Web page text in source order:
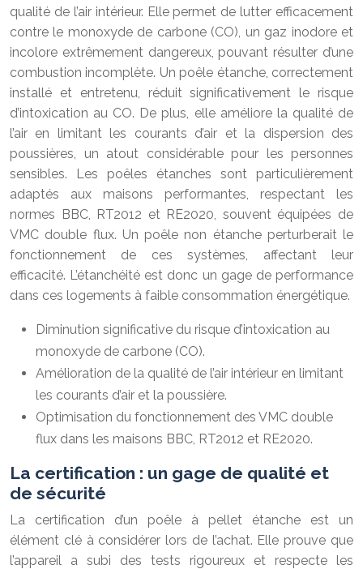
qualité de l’air intérieur. Elle permet de lutter efficacement
contre le monoxyde de carbone (CO), un gaz inodore et
incolore extrêmement dangereux, pouvant résulter d’une
combustion incomplète. Un poêle étanche, correctement
installé et entretenu, réduit significativement le risque
d’intoxication au CO. De plus, elle améliore la qualité de
l’air en limitant les courants d’air et la dispersion des
poussières, un atout considérable pour les personnes
sensibles. Les poêles étanches sont particulièrement
adaptés aux maisons performantes, respectant les
normes BBC, RT2012 et RE2020, souvent équipées de
VMC double flux. Un poêle non étanche perturberait le
fonctionnement de ces systèmes, affectant leur
efficacité. L’étanchéité est donc un gage de performance
dans ces logements à faible consommation énergétique.
Diminution significative du risque d’intoxication au
monoxyde de carbone (CO).
Amélioration de la qualité de l’air intérieur en limitant
les courants d’air et la poussière.
Optimisation du fonctionnement des VMC double
flux dans les maisons BBC, RT2012 et RE2020.
La certification : un gage de qualité et
de sécurité
La certification d’un poêle à pellet étanche est un
élément clé à considérer lors de l’achat. Elle prouve que
l’appareil a subi des tests rigoureux et respecte les